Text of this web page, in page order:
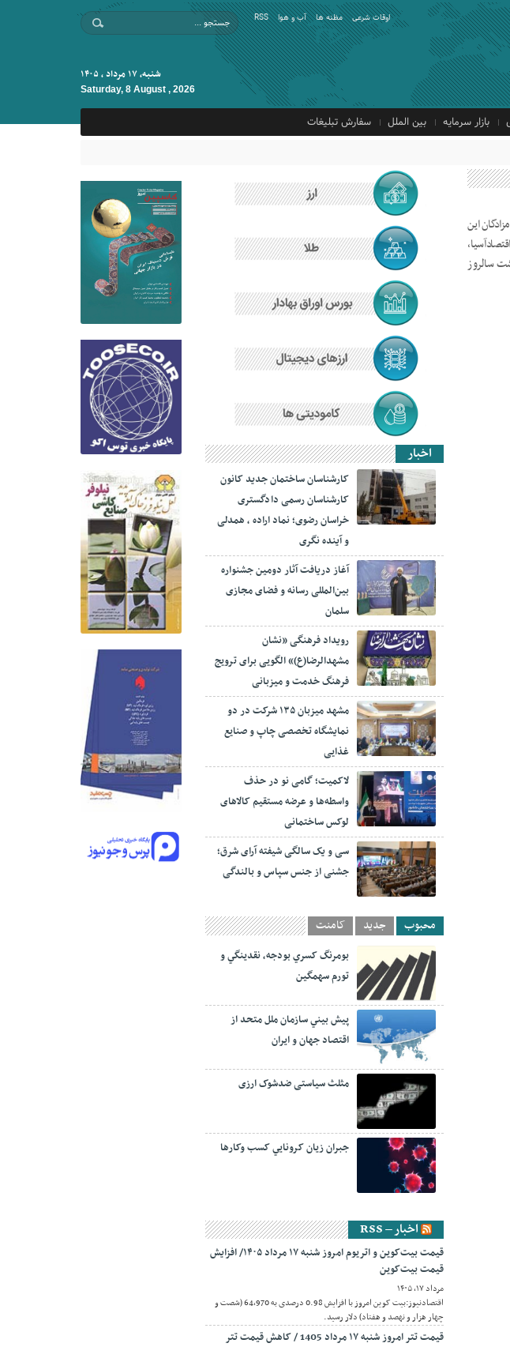
RSS آب و هوا مظنه ها اوقات شرعی
شنبه, ۱۷ مرداد , ۱۴۰۵
Saturday, 8 August , 2026
بازار سرمایه بین الملل سفارش تبلیغات
این
اقتصادآسیا،
سالروز
اخبار
کارشناسان ساختمان جدید کانون
کارشناسان رسمی دادگستری
خراسان رضوی؛ نماد اراده ، همدلی
و آینده نگری
آغاز دریافت آثار دومین جشنواره
بین‌المللی رسانه و فضای مجازی
سلمان
رویداد فرهنگی «نشان
مشهدالرضا(ع)» الگویی برای ترویج
فرهنگ خدمت و میزبانی
مشهد میزبان ۱۳۵ شرکت در دو
نمایشگاه تخصصی چاپ و صنایع
غذایی
لاکمیت؛ گامی نو در حذف
واسطه‌ها و عرضه مستقیم کالاهای
لوکس ساختمانی
سی و یک سالگی شیفته آرای شرق؛
جشنی از جنس سپاس و بالندگی
محبوب جدید کامنت
بومرنگ کسري بودجه، نقدينگي و
تورم سهمگين
پيش‏ بيني سازمان ملل متحد از
اقتصاد جهان و ايران
مثلث سیاستی ضدشوک ارزی
جبران زيان کرونايي کسب وکارها
اخبار – RSS
قیمت بیت‌کوین و اتریوم امروز شنبه ۱۷ مرداد ۱۴۰۵/ افزایش
قیمت بیت‌کوین
مرداد ۱۷, ۱۴۰۵
اقتصادنیوز:بیت کوین امروز با افزایش 0.98 درصدی به 64,970 (شصت و
چهار هزار و نهصد و هفتاد) دلار رسید.
قیمت تتر امروز شنبه ۱۷ مرداد 1405 / کاهش قیمت تتر